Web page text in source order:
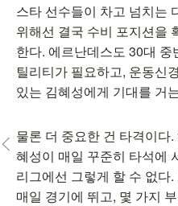
스타 선수들이 차고 넘치는
위해선 결국 수비 포지션을
한다. 에르난데스도 30대
틸리티가 필요하고, 운동신
있는 김혜성에게 기대를 거
물론 더 중요한 건 타격이다
혜성이 매일 꾸준히 타석에
리그에선 그렇게 할 수 없다
매일 경기에 뛰고, 몇 가지